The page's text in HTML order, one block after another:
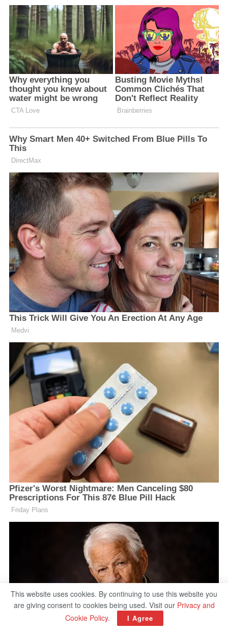
This website uses cookies. By continuing to use this website you
are giving consent to cookies being used. Visit our Privacy and
Cookie Policy. I Agree